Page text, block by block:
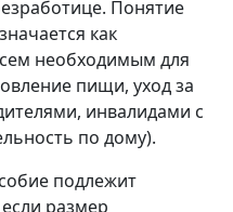
Понятие
как
необходимым для
пищи, уход за
инвалидами с
по дому).
подлежит
размер